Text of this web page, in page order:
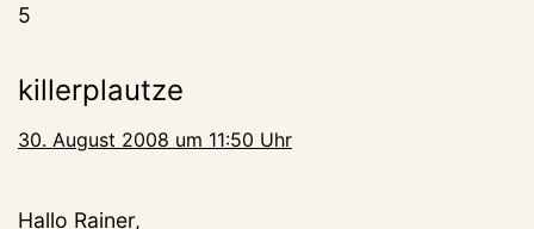
5
killerplautze
30. August 2008 um 11:50 Uhr
Hallo Rainer,